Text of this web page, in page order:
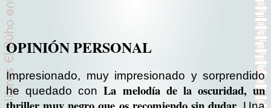
OPINIÓN PERSONAL
Impresionado, muy impresionado y sorprendido
he quedado conLa melodía de la oscuridad, un